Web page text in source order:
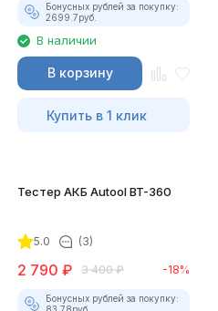
Бонусных рублей за покупку:
2699.7руб.
В наличии
В корзину
Купить в 1 клик
Тестер АКБ Autool BT-360
5.0 (3)
2 790 ₽ 3 400 ₽ -18%
Бонусных рублей за покупку: